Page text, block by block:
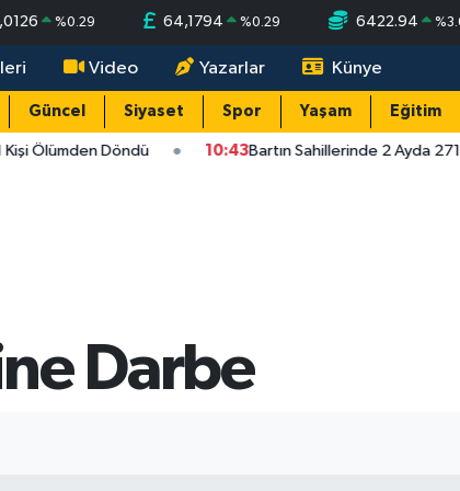
%0.29 64,1794 %0.29 6422.94 %
Video Yazarlar Künye
Güncel Siyaset Spor Yaşam Eğitim
Ölümden Döndü 10:43Bartın Sahillerinde 2 Ayda 271
Darbe